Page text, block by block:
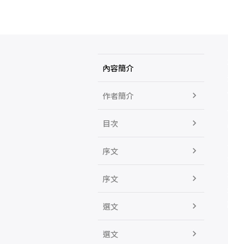
內容簡介
作者簡介
目次
序文
序文
選文
選文